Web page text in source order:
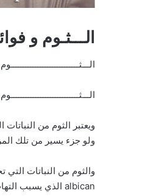
الـــثـوم و
الـــثــــــــــــــــــــــــــــوم
ويعتبر الثوم من
ولو جزء يسير من تلك
albican الذي يسبب التهاب المهبل.